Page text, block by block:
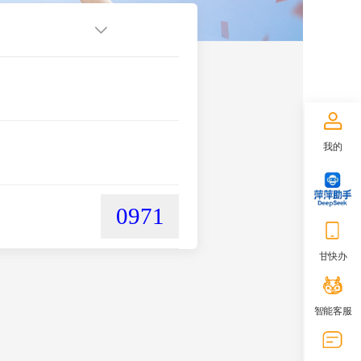
0971
我的
甘快办
智能客服